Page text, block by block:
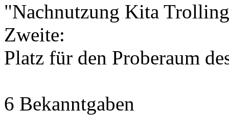
"Nachnutzung Kita
Zweite:
Platz für den Proberaum
6 Bekanntgaben